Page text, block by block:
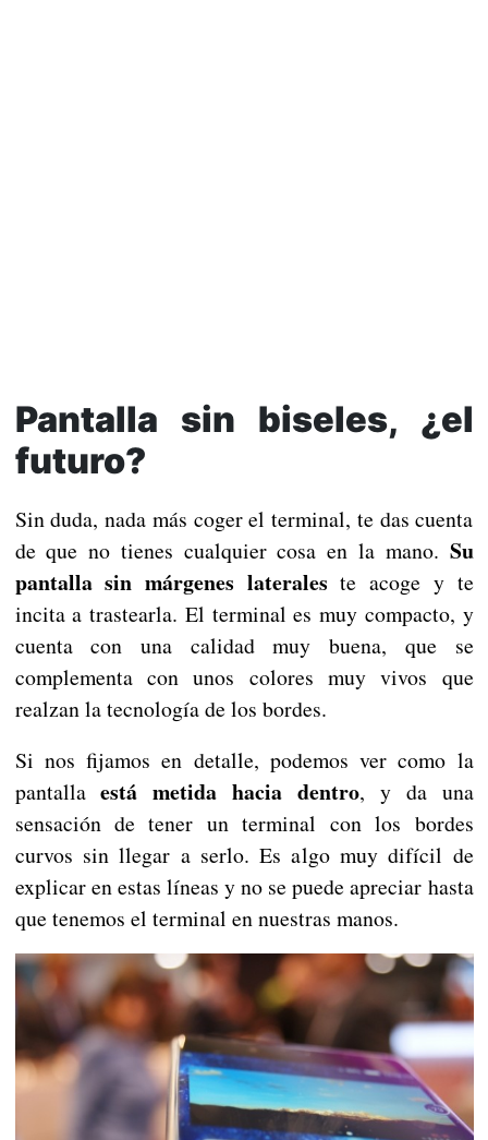
Pantalla sin biseles, ¿el
futuro?
Sin duda, nada más coger el terminal, te das cuenta
de que no tienes cualquier cosa en la mano. Su
pantalla sin márgenes laterales te acoge y te
incita a trastearla. El terminal es muy compacto, y
cuenta con una calidad muy buena, que se
complementa con unos colores muy vivos que
realzan la tecnología de los bordes.
Si nos fijamos en detalle, podemos ver como la
pantallaestá metida hacia dentro, y da una
sensación de tener un terminal con los bordes
curvos sin llegar a serlo. Es algo muy difícil de
explicar en estas líneas y no se puede apreciar hasta
que tenemos el terminal en nuestras manos.